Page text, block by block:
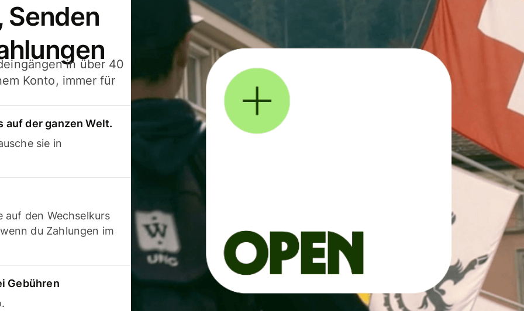
Senden
in über 40
Konto, immer für
auf der ganzen Welt.
sie in
auf den Wechselkurs
du Zahlungen im
Gebühren